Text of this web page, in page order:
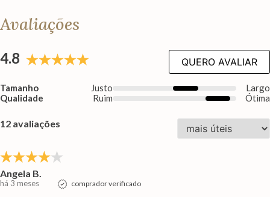
Avaliações
4.8
Tamanho Justo
Largo
Qualidade
Ruim Ótima
QUERO AVALIAR
12 avaliações
Angela B.
há 3 meses comprador verificado